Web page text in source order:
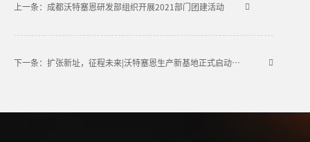
上一条：成都沃特塞恩研发部组织开展2021部门团建活动
下一条：扩张新址，征程未来|沃特塞恩生产新基地正式启动开工！